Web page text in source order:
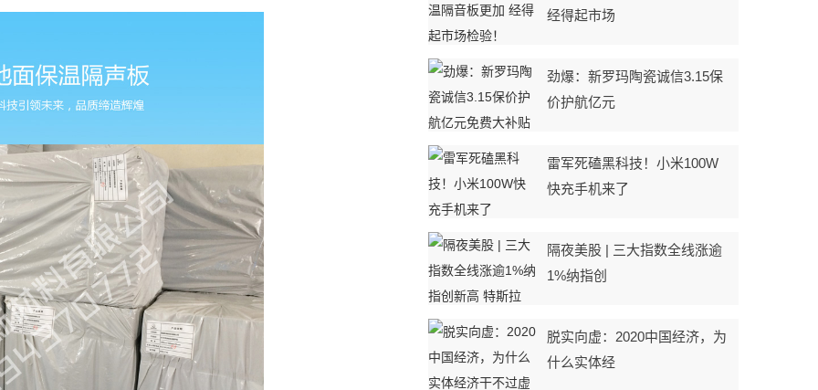
经得起市场
劲爆：新罗玛陶瓷诚信3.15保
价护航亿元
雷军死磕黑科技！小米100W
快充手机来了
隔夜美股 | 三大指数全线涨逾
1%纳指创
脱实向虚：2020中国经济，为
什么实体经